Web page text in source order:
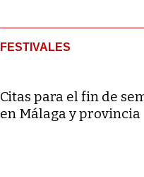
FESTIVALES
Citas para el fin de
en Málaga y provincia